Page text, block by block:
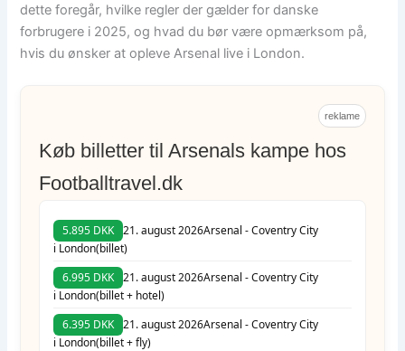
dette foregår, hvilke regler der gælder for danske
forbrugere i 2025, og hvad du bør være opmærksom på,
hvis du ønsker at opleve Arsenal live i London.
reklame
Køb billetter til Arsenals kampe hos
Footballtravel.dk
5.895 DKK 21. august 2026Arsenal - Coventry City
i London(billet)
6.995 DKK 21. august 2026Arsenal - Coventry City
i London(billet + hotel)
6.395 DKK 21. august 2026Arsenal - Coventry City
i London(billet + fly)